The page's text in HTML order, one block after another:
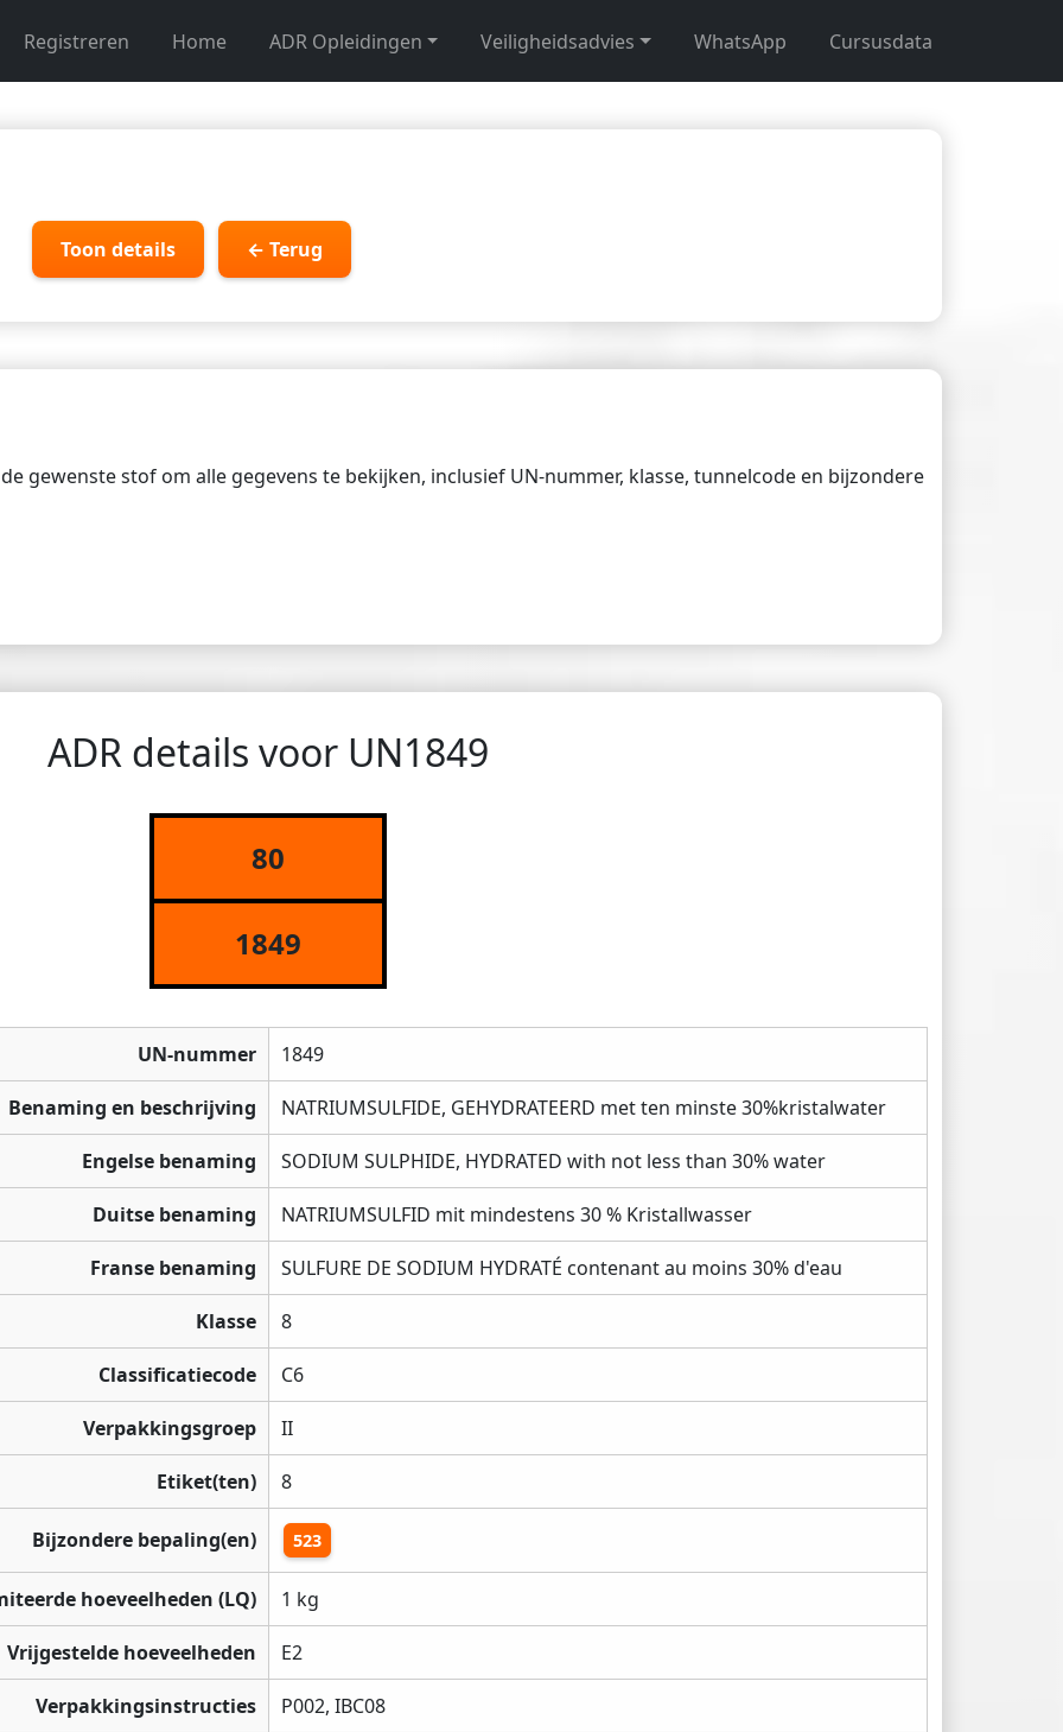
Registreren Home ADR Opleidingen Veiligheidsadvies WhatsApp Cursusdata
Toon details ← Terug
gewenste stof om alle gegevens te bekijken, inclusief UN-nummer, klasse, tunnelcode en bijzondere
ADR details voor UN1849
80
1849
UN-nummer 1849
Benaming en beschrijving NATRIUMSULFIDE, GEHYDRATEERD met ten minste 30%kristalwater
Engelse benaming SODIUM SULPHIDE, HYDRATED with not less than 30% water
Duitse benaming NATRIUMSULFID mit mindestens 30 % Kristallwasser
Franse benaming SULFURE DE SODIUM HYDRATÉ contenant au moins 30% d'eau
Klasse 8
Classificatiecode C6
Verpakkingsgroep II
Etiket(ten) 8
Bijzondere bepaling(en) 523
hoeveelheden (LQ) 1 kg
Vrijgestelde hoeveelheden E2
Verpakkingsinstructies P002, IBC08